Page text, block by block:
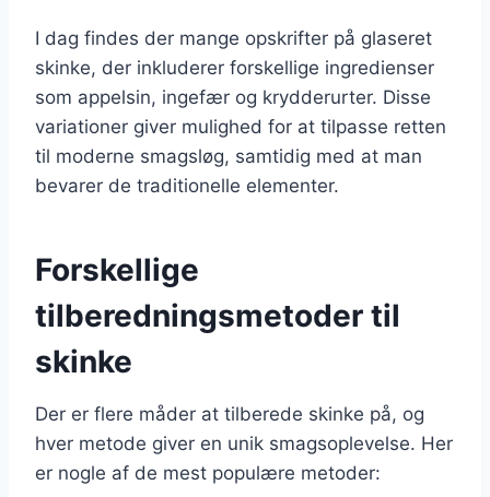
I dag findes der mange opskrifter på glaseret
skinke, der inkluderer forskellige ingredienser
som appelsin, ingefær og krydderurter. Disse
variationer giver mulighed for at tilpasse retten
til moderne smagsløg, samtidig med at man
bevarer de traditionelle elementer.
Forskellige
tilberedningsmetoder til
skinke
Der er flere måder at tilberede skinke på, og
hver metode giver en unik smagsoplevelse. Her
er nogle af de mest populære metoder: